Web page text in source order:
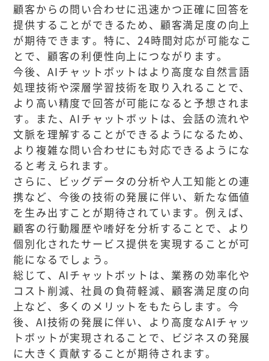
顧客からの問い合わせに迅速かつ正確に回答を
提供することができるため、顧客満足度の向上
が期待できます。特に、24時間対応が可能なこ
とで、顧客の利便性向上につながります。
今後、AIチャットボットはより高度な自然言語
処理技術や深層学習技術を取り入れることで、
より高い精度で回答が可能になると予想されま
す。また、AIチャットボットは、会話の流れや
文脈を理解することができるようになるため、
より複雑な問い合わせにも対応できるようにな
ると考えられます。
さらに、ビッグデータの分析や人工知能との連
携など、今後の技術の発展に伴い、新たな価値
を生み出すことが期待されています。例えば、
顧客の行動履歴や嗜好を分析することで、より
個別化されたサービス提供を実現することが可
能になるでしょう。
総じて、AIチャットボットは、業務の効率化や
コスト削減、社員の負荷軽減、顧客満足度の向
上など、多くのメリットをもたらします。今
後、AI技術の発展に伴い、より高度なAIチャッ
トボットが実現されることで、ビジネスの発展
に大きく貢献することが期待されます。